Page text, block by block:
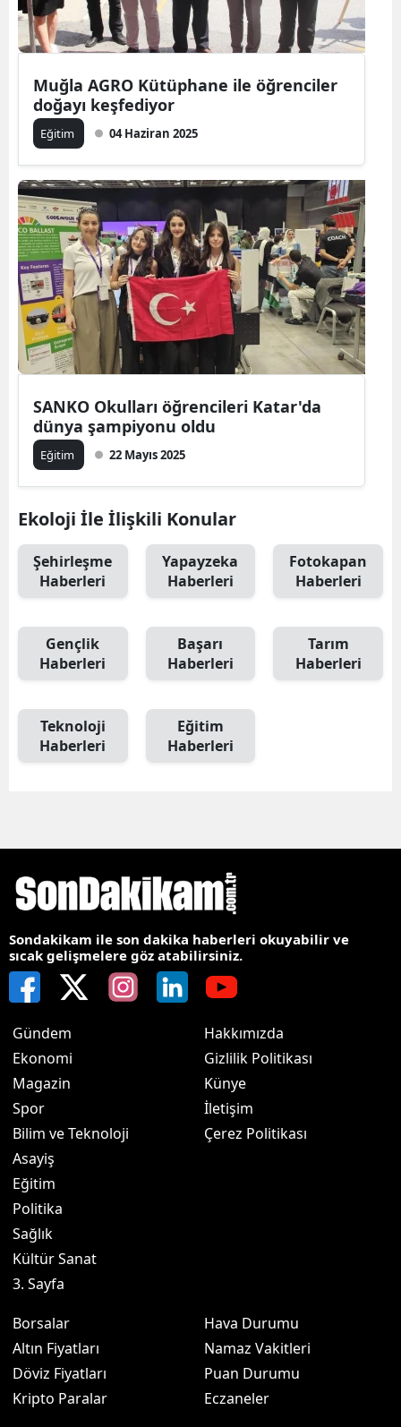
Muğla AGRO Kütüphane ile öğrenciler
doğayı keşfediyor
Eğitim 04 Haziran 2025
SANKO Okulları öğrencileri Katar'da
dünya şampiyonu oldu
Eğitim 22 Mayıs 2025
Ekoloji İle İlişkili Konular
Şehirleşme
Haberleri
Yapayzeka
Haberleri
Fotokapan
Haberleri
Gençlik
Haberleri
Başarı
Haberleri
Tarım
Haberleri
Teknoloji
Haberleri
Eğitim
Haberleri
Sondakikam ile son dakika haberleri okuyabilir ve
sıcak gelişmelere göz atabilirsiniz.
Gündem
Ekonomi
Magazin
Spor
Bilim ve Teknoloji
Asayiş
Eğitim
Politika
Sağlık
Kültür Sanat
3. Sayfa
Hakkımızda
Gizlilik Politikası
Künye
İletişim
Çerez Politikası
Borsalar
Altın Fiyatları
Döviz Fiyatları
Kripto Paralar
Hava Durumu
Namaz Vakitleri
Puan Durumu
Eczaneler